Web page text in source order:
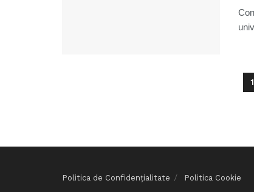
1
Politica de Confidențialitate Politica Cookie